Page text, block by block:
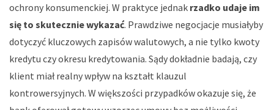
ochrony konsumenckiej. W praktyce jednak rzadko udaje im
się to skutecznie wykazać. Prawdziwe negocjacje musiałyby
dotyczyć kluczowych zapisów walutowych, a nie tylko kwoty
kredytu czy okresu kredytowania. Sądy dokładnie badają, czy
klient miał realny wpływ na kształt klauzul
kontrowersyjnych. W większości przypadków okazuje się, że